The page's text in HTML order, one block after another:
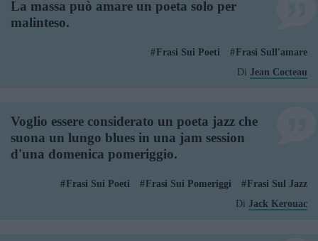
La massa può amare un poeta solo per
malinteso.
Frasi Sui Poeti
Frasi Sull'amare
Di Jean Cocteau
Voglio essere considerato un poeta jazz che
suona un lungo blues in una jam session
d'una domenica pomeriggio.
Frasi Sui Poeti Frasi Sui Pomeriggi
Frasi Sul Jazz
Di Jack Kerouac